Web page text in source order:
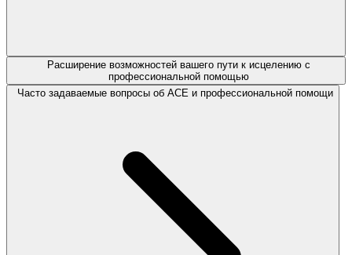
Расширение возможностей вашего пути к исцелению с
профессиональной помощью
Часто задаваемые вопросы об ACE и профессиональной помощи